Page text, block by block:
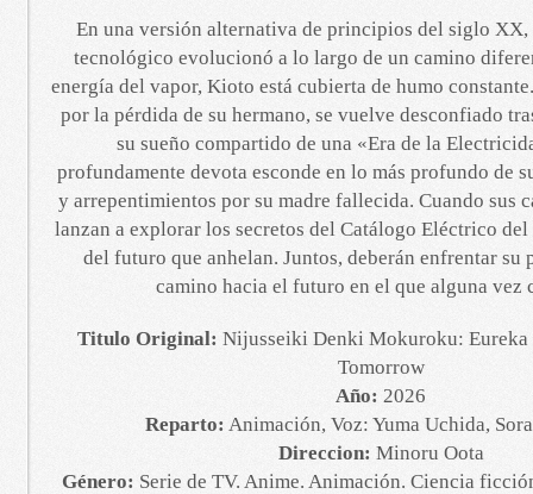
En una versión alternativa de principios del siglo XX,
tecnológico evolucionó a lo largo de un camino
energía del vapor, Kioto está cubierta de humo
por la pérdida de su hermano, se vuelve desconfiado
su sueño compartido de una «Era de la
profundamente devota esconde en lo más profundo de
y arrepentimientos por su madre fallecida. Cuando sus
lanzan a explorar los secretos del Catálogo Eléctrico
del futuro que anhelan. Juntos, deberán enfrentar su
camino hacia el futuro en el que alguna vez
Titulo Original: Nijusseiki Denki Mokuroku: Eureka
Tomorrow
Año: 2026
Reparto: Animación, Voz: Yuma Uchida,
Direccion: Minoru Oota
Género: Serie de TV. Anime. Animación. Ciencia